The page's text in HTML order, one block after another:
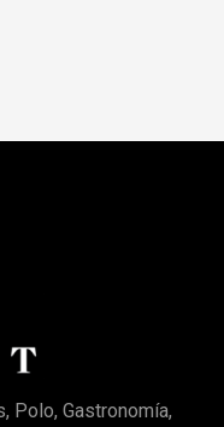
Polo, Gastronomía,